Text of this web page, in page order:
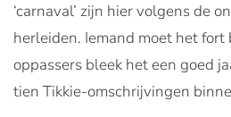
‘carnaval’ zijn hier volgens de
herleiden. Iemand moet het fort
oppassers bleek het een goed
tien Tikkie-omschrijvingen